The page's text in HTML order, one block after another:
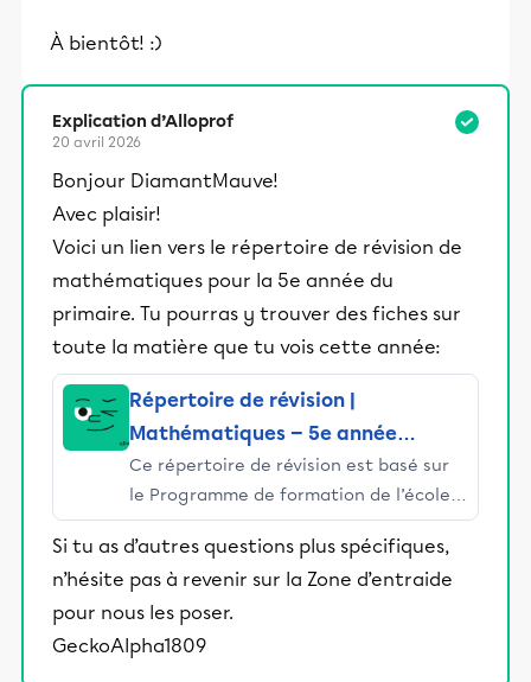
l’ensemble des notions de tes cours de
avoir des différences entre ce que tu as
programmes particuliers.
À bientôt! :)
Explication d’Alloprof
20 avril 2026
Bonjour DiamantMauve!
Avec plaisir!
Voici un lien vers le répertoire de révision de
mathématiques pour la 5e année du
primaire. Tu pourras y trouver des fiches sur
toute la matière que tu vois cette année:
Répertoire de révision |
Mathématiques — 5e année
primaire
Ce répertoire de révision est basé sur
le Programme de formation de l’école
québécoise du ministère de l’Éducation
du Québec (MEQ). Si tu souhaites
réviser l’ensemble des notions de tes
cours de mathématiques de 5e année,
tu peux l’utiliser, mais tu dois savoir
Si tu as d’autres questions plus spécifiques,
n’hésite pas à revenir sur la Zone d’entraide
pour nous les poser.
GeckoAlpha1809